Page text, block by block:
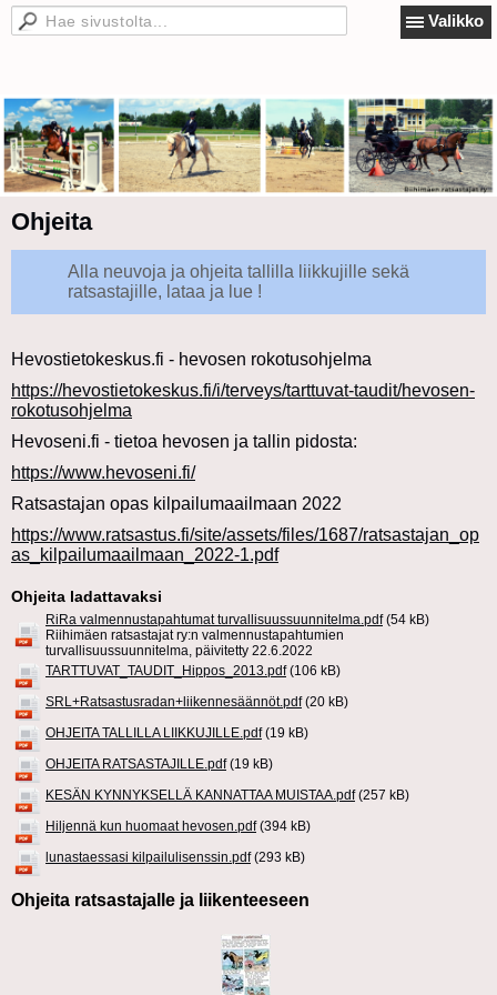
Valikko
Ohjeita
Alla neuvoja ja ohjeita tallilla liikkujille sekä
ratsastajille, lataa ja lue !
Hevostietokeskus.fi - hevosen rokotusohjelma
https://hevostietokeskus.fi/i/terveys/tarttuvat-taudit/hevosen-
rokotusohjelma
Hevoseni.fi - tietoa hevosen ja tallin pidosta:
https://www.hevoseni.fi/
Ratsastajan opas kilpailumaailmaan 2022
https://www.ratsastus.fi/site/assets/files/1687/ratsastajan_op
as_kilpailumaailmaan_2022-1.pdf
Ohjeita ladattavaksi
RiRa valmennustapahtumat turvallisuussuunnitelma.pdf (54 kB)
Riihimäen ratsastajat ry:n valmennustapahtumien
turvallisuussuunnitelma, päivitetty 22.6.2022
TARTTUVAT_TAUDIT_Hippos_2013.pdf (106 kB)
SRL+Ratsastusradan+liikennesäännöt.pdf (20 kB)
OHJEITA TALLILLA LIIKKUJILLE.pdf (19 kB)
OHJEITA RATSASTAJILLE.pdf (19 kB)
KESÄN KYNNYKSELLÄ KANNATTAA MUISTAA.pdf (257 kB)
Hiljennä kun huomaat hevosen.pdf (394 kB)
lunastaessasi kilpailulisenssin.pdf (293 kB)
Ohjeita ratsastajalle ja liikenteeseen